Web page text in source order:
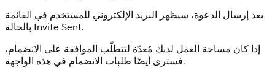
بعد إرسال الدعوة، سيظهر البريد الإلكتروني للمستخدم في القائمة
بالحالة Invite Sent.
إذا كان مساحة العمل لديك مُعدّة لتتطلّب الموافقة على الانضمام،
فسترى أيضًا طلبات الانضمام في هذه الواجهة.